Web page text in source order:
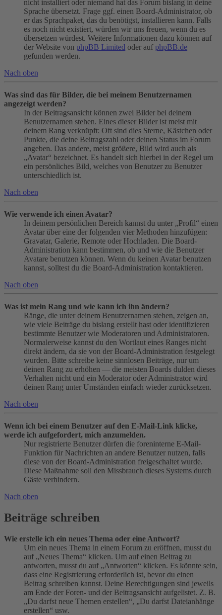
nicht installiert oder niemand hat das Forum bislang in deine
Sprache übersetzt. Frage ggf. einen Board-Administrator, ob
er das Sprachpaket, das du benötigst, installieren kann. Falls
es noch nicht existiert, würden wir uns freuen, wenn du es
übersetzen würdest. Weitere Informationen dazu können auf
der Website von phpBB Limited oder auf phpBB.de
gefunden werden.
Nach oben
Was sind das für Bilder, die bei meinem Benutzernamen
angezeigt werden?
In der Beitragsansicht können zwei Bilder bei deinem
Benutzernamen stehen. Eines dieser Bilder ist meist mit
deinem Rang verknüpft: Oft sind dies Sterne, Kästchen oder
Punkte, die deine Beitragszahl oder deinen Status im Forum
angeben. Das andere, meist größere, Bild wird auch als
„Avatar“ bezeichnet. Es handelt sich hierbei in der Regel um
ein persönliches Bild, welches von Benutzer zu Benutzer
unterschiedlich ist.
Nach oben
Wie verwende ich einen Avatar?
In deinem persönlichen Bereich kannst du unter „Profil“ einen
Avatar über eine der folgenden vier Methoden hinzufügen:
Gravatar, Galerie, Remote oder Hochladen. Die Board-
Administration kann bestimmen, ob und wie die Benutzer
Avatare benutzen können. Wenn du keinen Avatar benutzen
kannst, solltest du die Board-Administration kontaktieren.
Nach oben
Was ist mein Rang und wie kann ich ihn ändern?
Ränge, die unter deinem Benutzernamen stehen, zeigen an,
wie viele Beiträge du bislang erstellt hast oder identifizieren
bestimmte Benutzer wie Moderatoren und Administratoren.
Normalerweise kannst du den Wortlaut eines Ranges nicht
direkt ändern, da sie von der Board-Administration festgelegt
wurden. Bitte schreibe keine sinnlosen Beiträge, nur um
deinen Rang zu erhöhen — die meisten Boards dulden dieses
Verhalten nicht und ein Moderator oder Administrator wird
deinen Rang unter Umständen einfach wieder zurücksetzen.
Nach oben
Wenn ich bei einem Benutzer auf den E-Mail-Link klicke,
werde ich aufgefordert, mich anzumelden.
Nur registrierte Benutzer dürfen die foreninterne E-Mail-
Funktion für Nachrichten an andere Benutzer nutzen, falls
diese von der Board-Administration freigeschaltet wurde.
Diese Maßnahme soll den Missbrauch dieses Systems durch
Gäste verhindern.
Nach oben
Beiträge schreiben
Wie erstelle ich ein neues Thema oder eine Antwort?
Um ein neues Thema in einem Forum zu eröffnen, musst du
auf „Neues Thema“ klicken. Um auf einen Beitrag zu
antworten, musst du auf „Antworten“ klicken. Es könnte sein,
dass eine Registrierung erforderlich ist, bevor du einen
Beitrag schreiben kannst. Deine Berechtigungen sind jeweils
am Ende der Foren- und der Beitragsansicht aufgelistet. Z. B.
„Du darfst neue Themen erstellen“, „Du darfst Dateianhänge
erstellen“ usw.